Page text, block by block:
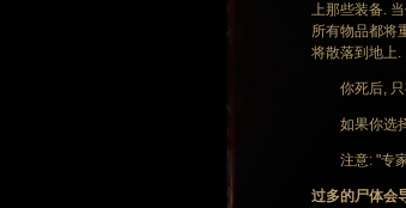
上那些装备.
所有物品都将
将散落到地上.
你死后, 只有
如果你选择
注意: "专家
过多的尸体会